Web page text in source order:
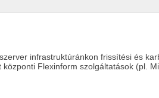
infrastruktúránkon frissítési és
Flexinform szolgáltatások (pl.